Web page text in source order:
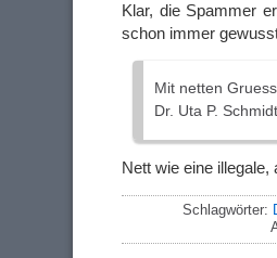
Klar, die Spammer
schon immer
Mit netten
Dr. Uta P. Schmidt
Nett wie eine
Schlagwörter: